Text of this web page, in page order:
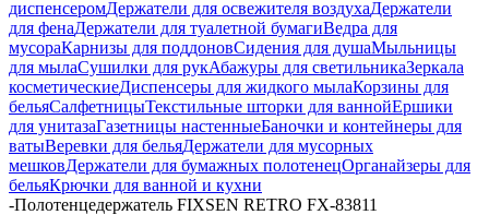
диспенсеромДержатели для освежителя воздухаДержатели
для фенаДержатели для туалетной бумагиВедра для
мусораКарнизы для поддоновСидения для душаМыльницы
для мылаСушилки для рукАбажуры для светильникаЗеркала
косметическиеДиспенсеры для жидкого мылаКорзины для
бельяСалфетницыТекстильные шторки для ваннойЕршики
для унитазаГазетницы настенныеБаночки и контейнеры для
ватыВеревки для бельяДержатели для мусорных
мешковДержатели для бумажных полотенецОрганайзеры для
бельяКрючки для ванной и кухни
-Полотенцедержатель FIXSEN RETRO FX-83811